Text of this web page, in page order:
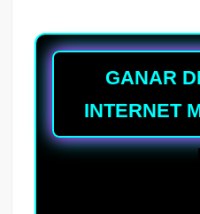
GANAR
INTERNET